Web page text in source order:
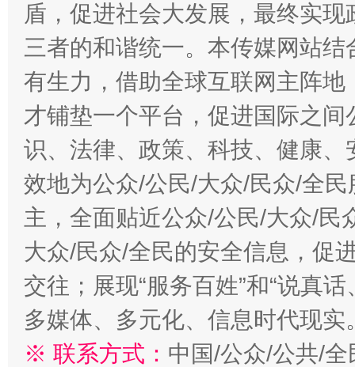
盾，促进社会大发展，最终实
三者的和谐统一。本传媒网站
有生力，借助全球互联网主阵
才铺垫一个平台，促进国际之
识、法律、政策、科技、健康
效地为公众/公民/大众/民众/全
主，全面贴近公众/公民/大众/民
大众/民众/全民的安全信息，促
交往；展现“服务百姓”和“说真
多媒体、多元化、信息时代现实
※ 联系方式： 中国/公众/公共/